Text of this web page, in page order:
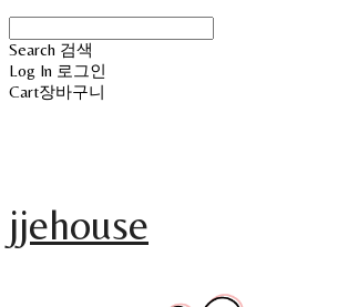
Search 검색
Log In 로그인
Cart장바구니
jjehouse